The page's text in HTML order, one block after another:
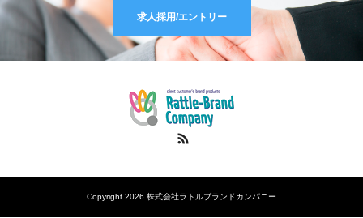
求人採用/エントリー
Copyright 2026 株式会社ラトルブランドカンパニー